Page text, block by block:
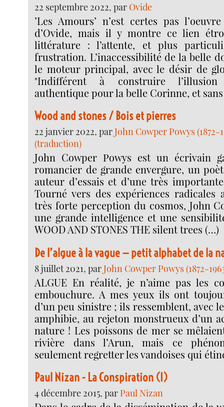
22 septembre 2022, par Ovide
’Les Amours’ n’est certes pas
d’Ovide, mais il y montre ce lien
littérature : l’attente, et plus
frustration. L’inaccessibilité de la belle
le moteur principal, avec le désir de
"Indifférent à construire l’illusion
authentique pour la belle Corinne, et
Wood and stones / Bois et pierres
22 janvier 2022, parJohn Cowper Powys (1872-
(traduction)
John Cowper Powys est un écrivain
romancier de grande envergure, un
auteur d’essais et d’une très
Tourné vers des expériences radicales
très forte perception du cosmos, John
une grande intelligence et une
WOOD AND STONES THE silent trees (…)
De l’algue à la vague — petit alphabet de la
8 juillet 2021, parJohn Cowper Powys (1872-
ALGUE En réalité, je n’aime pas les
embouchure. A mes yeux ils ont
d’un peu sinistre ; ils ressemblent, avec
amphibie, au rejeton monstrueux d’un
nature ! Les poissons de mer se
rivière dans l’Arun, mais ce
seulement regretter les vandoises qui
Paul Nizan - La Conspiration (I)
4 décembre 2015, par Paul Nizan